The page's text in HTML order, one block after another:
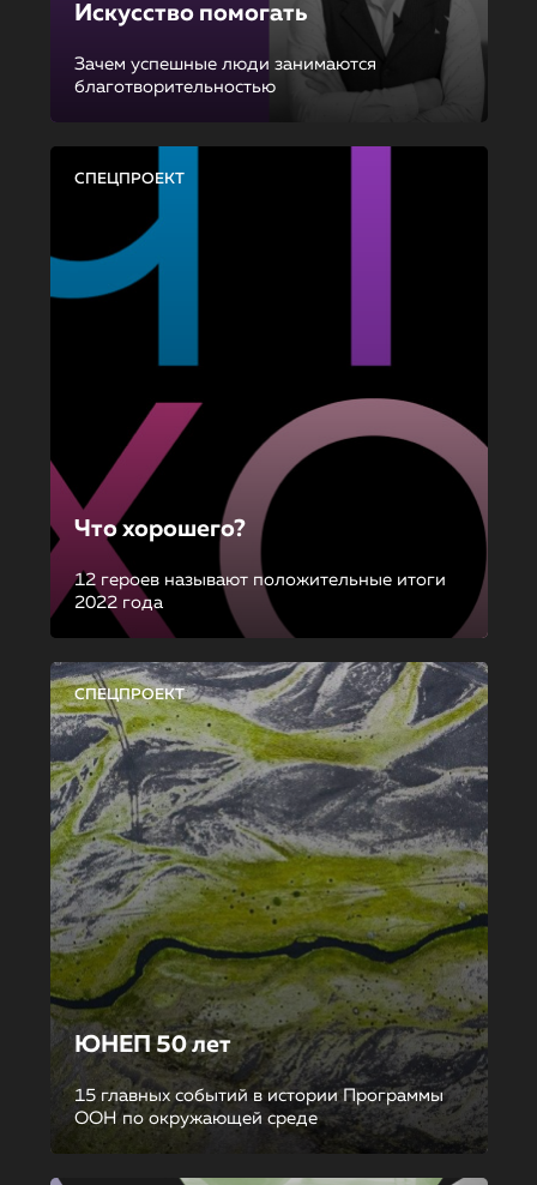
Искусство помогать
Зачем успешные люди занимаются
благотворительностью
СПЕЦПРОЕКТ
Что хорошего?
12 героев называют положительные итоги
2022 года
СПЕЦПРОЕКТ
ЮНЕП 50 лет
15 главных событий в истории Программы
ООН по окружающей среде